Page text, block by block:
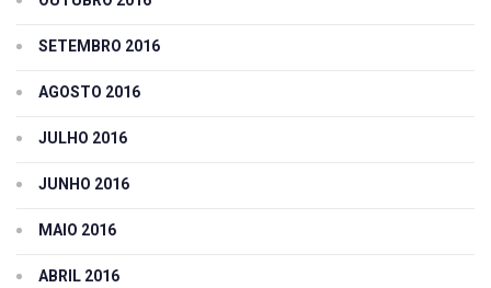
SETEMBRO 2016
AGOSTO 2016
JULHO 2016
JUNHO 2016
MAIO 2016
ABRIL 2016